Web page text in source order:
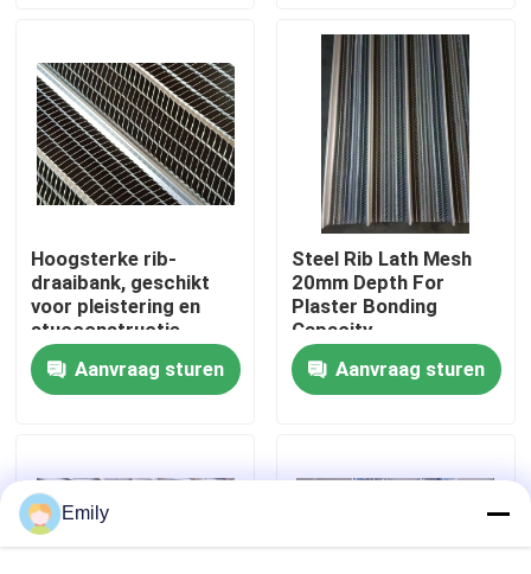
Fabriekstocht
Kwaliteitscontrole
Neem contact met ons op
Nieuws
Het uitgebreide Netwerk van de Metaaldraad
Hoogsterke rib-
draaibank, geschikt
voor pleistering en
stucconstructie
Aanvraag sturen
Steel Rib Lath Mesh
20mm Depth For
Plaster Bonding
Capacity
Aanvraag sturen
Emily